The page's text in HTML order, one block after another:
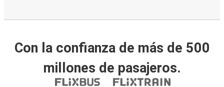
Con la confianza de más de 500
millones de pasajeros.